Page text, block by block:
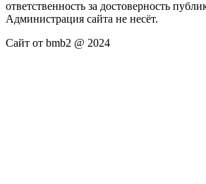
ответственность за достоверность
Администрация сайта не несёт.
Сайт от bmb2 @ 2024